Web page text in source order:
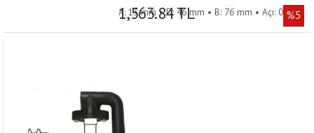
A: 13 mm • D: 46 mm • B: 76 mm • Açı: 0° • C:
35 mm •
1,563.84 TL %5